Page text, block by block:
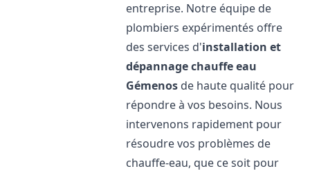
entreprise. Notre équipe de
plombiers expérimentés offre
des services d'installation et
dépannage chauffe eau
Gémenos de haute qualité pour
répondre à vos besoins. Nous
intervenons rapidement pour
résoudre vos problèmes de
chauffe-eau, que ce soit pour